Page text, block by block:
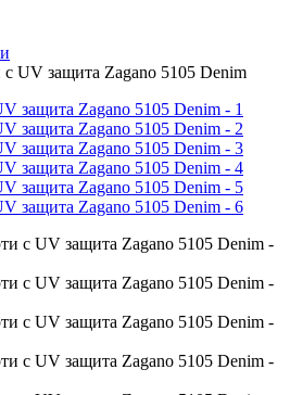
UV защита Zagano 5105 Denim